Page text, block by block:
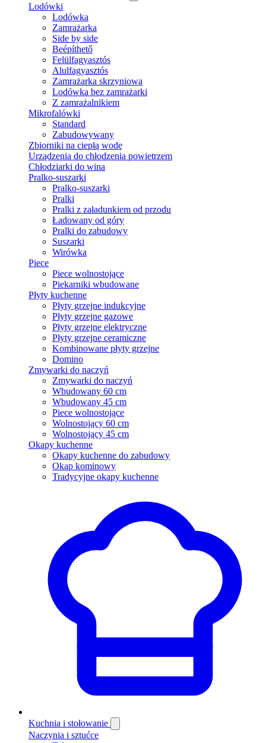
Lodówki
Lodówka
Zamrażarka
Side by side
Beépíthető
Felülfagyasztós
Alulfagyasztós
Zamrażarka skrzyniowa
Lodówka bez zamrażarki
Z zamrażalnikiem
Mikrofalówki
Standard
Zabudowywany
Zbiorniki na ciepłą wodę
Urządzenia do chłodzenia powietrzem
Chłodziarki do wina
Pralko-suszarki
Pralko-suszarki
Pralki
Pralki z załadunkiem od przodu
Ładowany od góry
Pralki do zabudowy
Suszarki
Wirówka
Piece
Piece wolnostojące
Piekarniki wbudowane
Płyty kuchenne
Płyty grzejne indukcyjne
Płyty grzejne gazowe
Płyty grzejne elektryczne
Płyty grzejne ceramiczne
Kombinowane płyty grzejne
Domino
Zmywarki do naczyń
Zmywarki do naczyń
Wbudowany 60 cm
Wbudowany 45 cm
Piece wolnostojące
Wolnostojący 60 cm
Wolnostojący 45 cm
Okapy kuchenne
Okapy kuchenne do zabudowy
Okap kominowy
Tradycyjne okapy kuchenne
Kuchnia i stołowanie
Naczynia i sztućce